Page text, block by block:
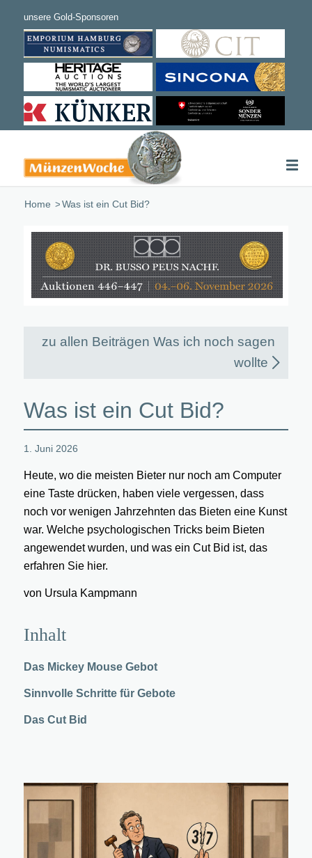
Home /Was ist ein Cut Bid?
zu allen Beiträgen Was ich noch sagen
wollte
Was ist ein Cut Bid?
1. Juni 2026
Heute, wo die meisten Bieter nur noch am Computer
eine Taste drücken, haben viele vergessen, dass
noch vor wenigen Jahrzehnten das Bieten eine Kunst
war. Welche psychologischen Tricks beim Bieten
angewendet wurden, und was ein Cut Bid ist, das
erfahren Sie hier.
von Ursula Kampmann
Inhalt
Das Mickey Mouse Gebot
Sinnvolle Schritte für Gebote
Das Cut Bid